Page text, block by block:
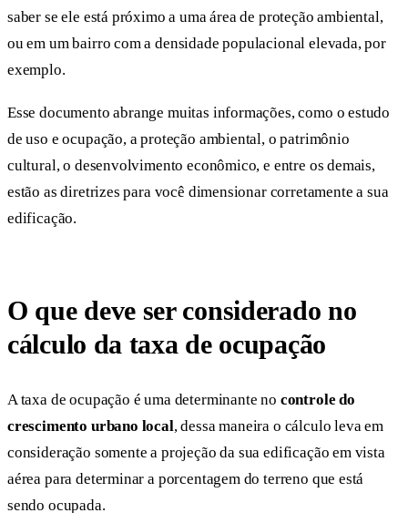
saber se ele está próximo a uma área de proteção ambiental,
ou em um bairro com a densidade populacional elevada, por
exemplo.
Esse documento abrange muitas informações, como o estudo
de uso e ocupação, a proteção ambiental, o patrimônio
cultural, o desenvolvimento econômico, e entre os demais,
estão as diretrizes para você dimensionar corretamente a sua
edificação.
O que deve ser considerado no
cálculo da taxa de ocupação
A taxa de ocupação é uma determinante no controle do
crescimento urbano local, dessa maneira o cálculo leva em
consideração somente a projeção da sua edificação em vista
aérea para determinar a porcentagem do terreno que está
sendo ocupada.